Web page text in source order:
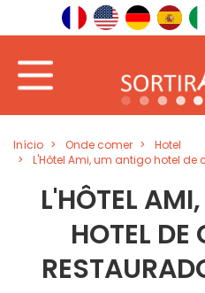
Início Onde comer
Hotel
L'Hôtel Ami, um antigo hotel de
L'HÔTEL
HOTEL DE